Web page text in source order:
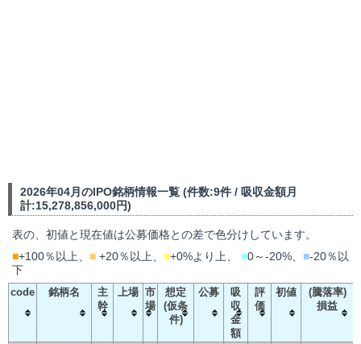
2026年04月のIPO銘柄情報一覧 (件数:9件 / 吸収金額月
計:15,278,856,000円)
表の、初値と現在値は公募価格との差で色分けしています。
■+100％以上、 ■ +20％以上、 ■+0%より上、 ■0～-20%、 ■-20％以
下
code 銘柄名
主
幹
上場 市
場
想定
(仮条
件)
公募
吸
収
金
額
評
価
初値
(騰落率)
損益